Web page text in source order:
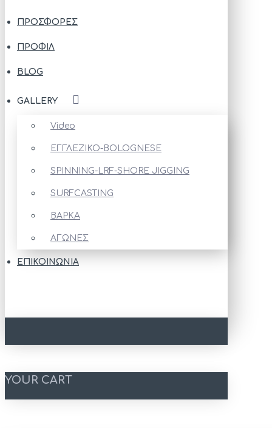
ΠΡΟΣΦΟΡΈΣ
ΠΡΟΦΊΛ
BLOG
GALLERY
Video
ΕΓΓΛΕΖΙΚΟ-BOLOGNESE
SPINNING-LRF-SHORE JIGGING
SURFCASTING
ΒΑΡΚΑ
ΑΓΩΝΕΣ
ΕΠΙΚΟΙΝΩΝΊΑ
YOUR CART